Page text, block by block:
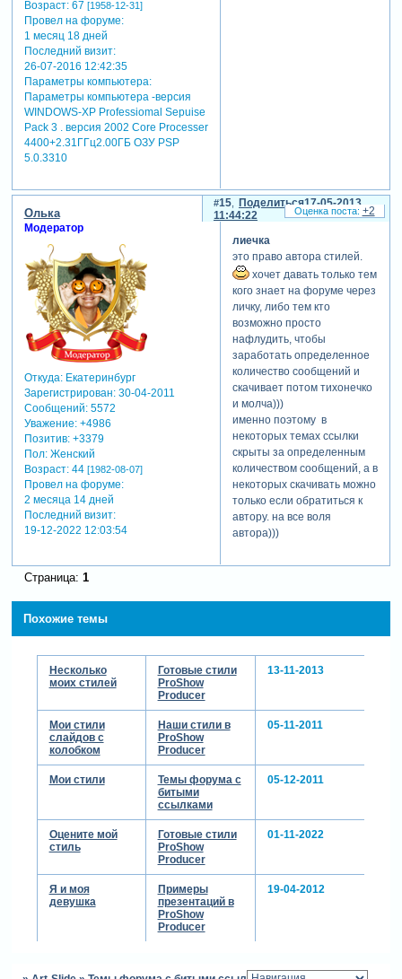
Возраст:67 [1958-12-31]
Провел на форуме:
1 месяц 18 дней
Последний визит:
26-07-2016 12:42:35
Параметры компьютера:
Параметры компьютера -версия
WINDOWS-XP Professiomal Sepuise
Pack 3 . версия 2002 Core Processer
4400+2.31ГГц2.00ГБ ОЗУ PSP
5.0.3310
Поделиться
15
17-05-2013
11:44:22
Олька
Модератор
Откуда:Екатеринбург
Зарегистрирован: 30-04-2011
Сообщений:5572
Уважение: +4986
Позитив: +3379
Пол:Женский
Возраст:44 [1982-08-07]
Провел на форуме:
2 месяца 14 дней
Последний визит:
19-12-2022 12:03:54
лиечка
это право автора стилей.
хочет давать только тем
кого знает на форуме через
личку, либо тем кто
возможно просто
нафлудить, чтобы
заработать определенное
количество сообщений и
скачивает потом тихонечко
и молча)))
именно поэтому в
некоторых темах ссылки
скрыты за определенным
количеством сообщений, а в
некоторых скачивать можно
только если обратиться к
автору. на все воля
автора)))
+2
Страница: 1
Похожие темы
Несколько
моих стилей
Готовые стили
ProShow
Producer
13-11-2013
Мои стили
слайдов с
колобком
Наши стили в
ProShow
Producer
05-11-2011
Мои стили
Темы форума с
битыми
ссылками
05-12-2011
Оцените мой
стиль
Готовые стили
ProShow
Producer
01-11-2022
Я и моя
девушка
Примеры
презентаций в
ProShow
Producer
19-04-2012